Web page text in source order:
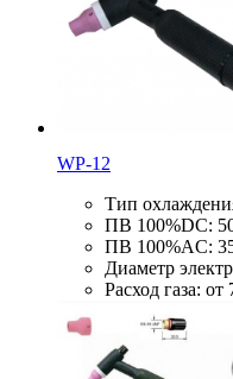
WP-12
Тип
ПВ 100%DC:
ПВ 100%AC:
Диаметр
Расход газа: